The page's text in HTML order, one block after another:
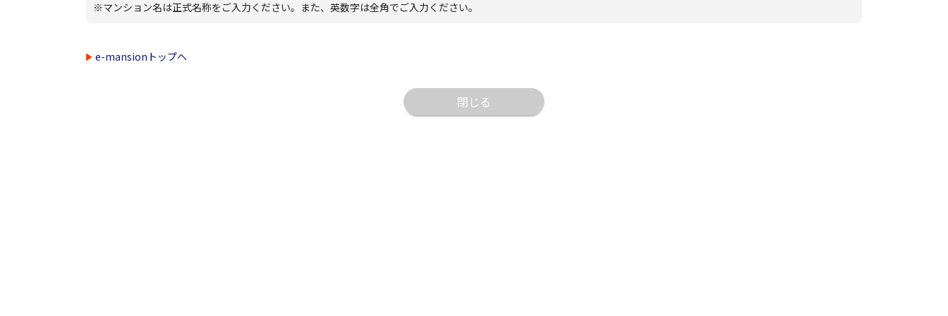
※マンション名は正式名称をご入力ください。また、英数字は全角でご入力ください。
e-mansionトップヘ